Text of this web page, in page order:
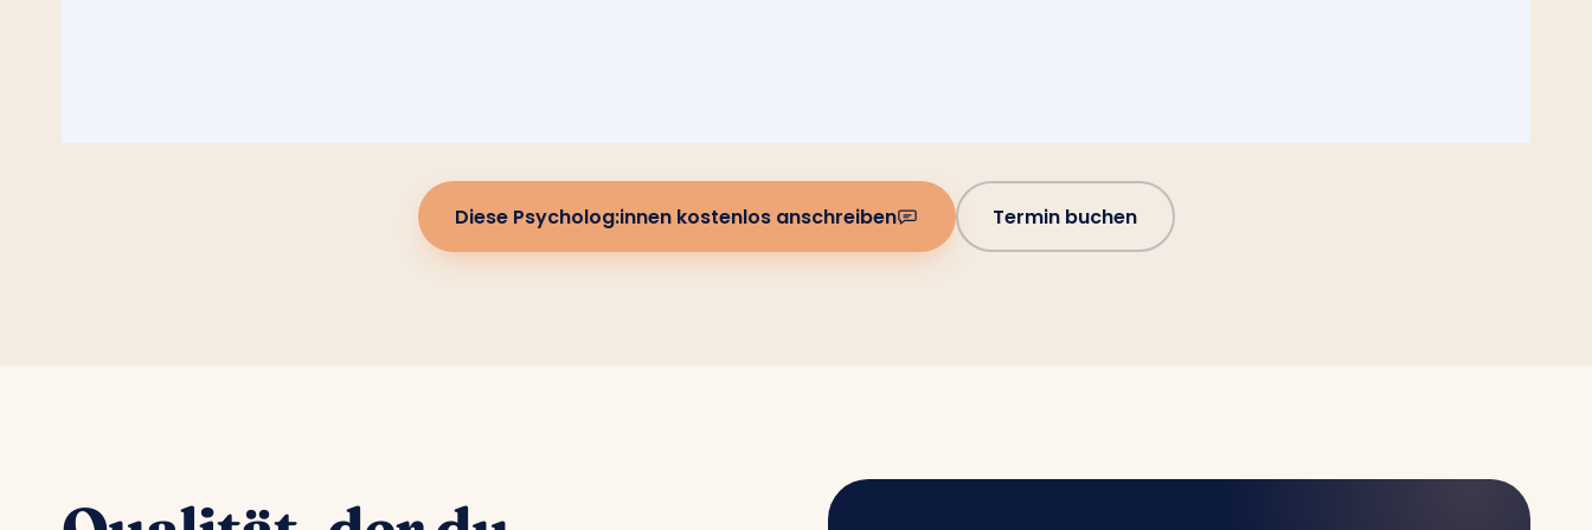
Diese Psycholog:innen kostenlos anschreiben Termin buchen